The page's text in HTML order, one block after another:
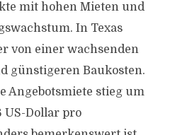
mit hohen Mieten und
In Texas
von einer wachsenden
günstigeren Baukosten.
Angebotsmiete stieg um
US-Dollar pro